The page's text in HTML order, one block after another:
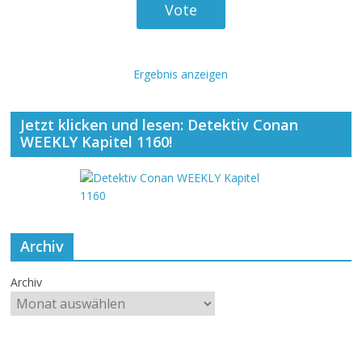
Ergebnis anzeigen
Jetzt klicken und lesen: Detektiv Conan
WEEKLY Kapitel 1160!
Archiv
Archiv